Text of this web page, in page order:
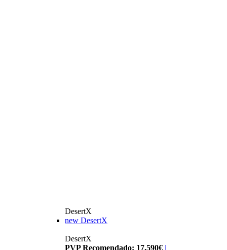
DesertX
new DesertX
DesertX
PVP Recomendado: 17.590€ i